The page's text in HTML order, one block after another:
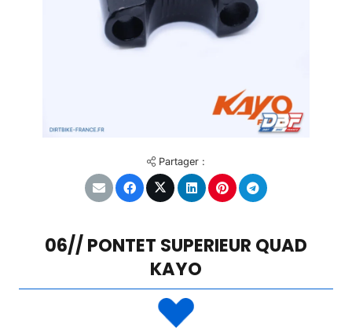
Partager :
06// PONTET SUPERIEUR QUAD
KAYO